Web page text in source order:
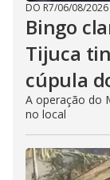
DO R7/06/08/2026
Bingo
Tijuca
cúpula
A operação do
no local